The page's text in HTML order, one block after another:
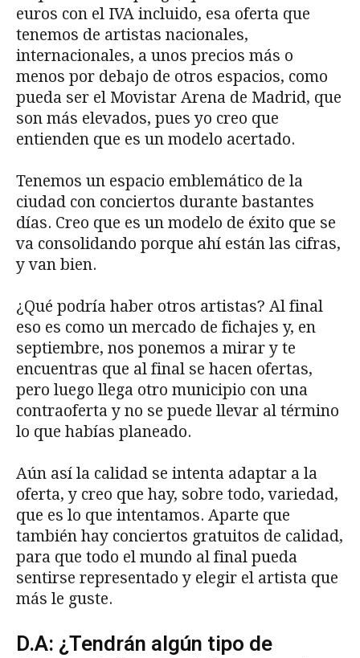
euros con el IVA incluido, esa oferta que
tenemos de artistas nacionales,
internacionales, a unos precios más o
menos por debajo de otros espacios, como
pueda ser el Movistar Arena de Madrid, que
son más elevados, pues yo creo que
entienden que es un modelo acertado.
Tenemos un espacio emblemático de la
ciudad con conciertos durante bastantes
días. Creo que es un modelo de éxito que se
va consolidando porque ahí están las cifras,
y van bien.
¿Qué podría haber otros artistas? Al final
eso es como un mercado de fichajes y, en
septiembre, nos ponemos a mirar y te
encuentras que al final se hacen ofertas,
pero luego llega otro municipio con una
contraoferta y no se puede llevar al término
lo que habías planeado.
Aún así la calidad se intenta adaptar a la
oferta, y creo que hay, sobre todo, variedad,
que es lo que intentamos. Aparte que
también hay conciertos gratuitos de calidad,
para que todo el mundo al final pueda
sentirse representado y elegir el artista que
más le guste.
D.A: ¿Tendrán algún tipo de